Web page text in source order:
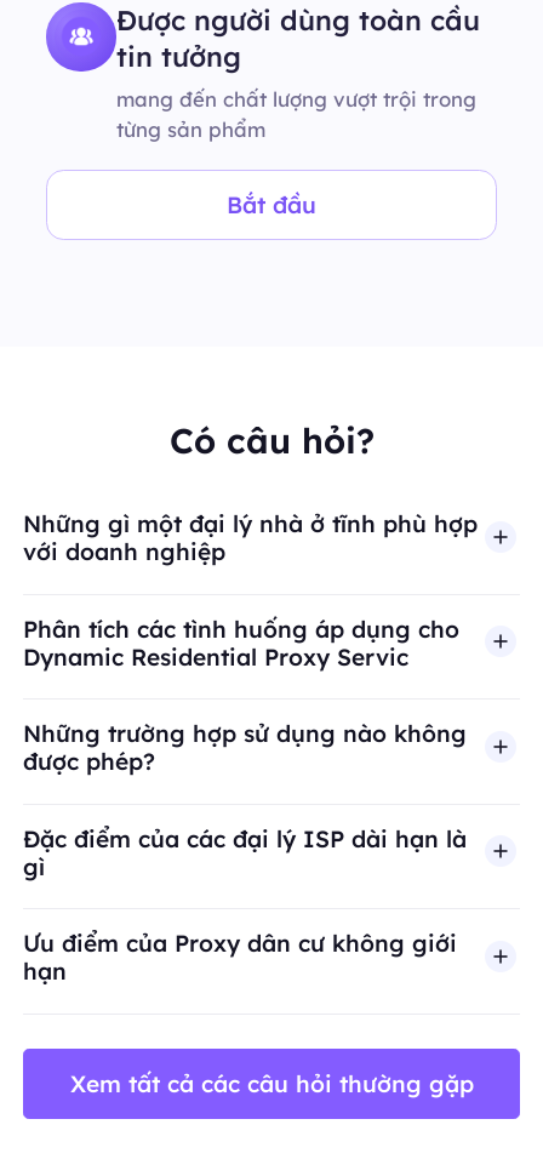
Được người dùng toàn cầu
tin tưởng
mang đến chất lượng vượt trội trong
từng sản phẩm
Bắt đầu
Có câu hỏi?
Những gì một đại lý nhà ở tĩnh phù hợp
với doanh nghiệp
Phân tích các tình huống áp dụng cho
Dynamic Residential Proxy Servic
Những trường hợp sử dụng nào không
được phép?
BestProxy không hỗ trợ gian lận, spam, tương
Đặc điểm của các đại lý ISP dài hạn là
gì
Ưu điểm của Proxy dân cư không giới
hạn
Xem tất cả các câu hỏi thường gặp